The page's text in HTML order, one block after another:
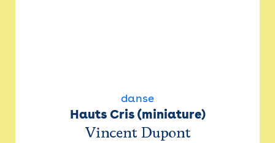
danse
Hauts Cris (miniature)
Vincent Dupont